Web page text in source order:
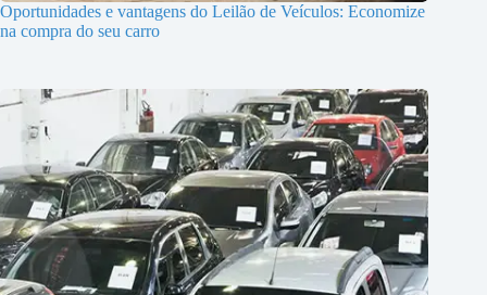
Oportunidades e vantagens do Leilão de Veículos: Economize
na compra do seu carro